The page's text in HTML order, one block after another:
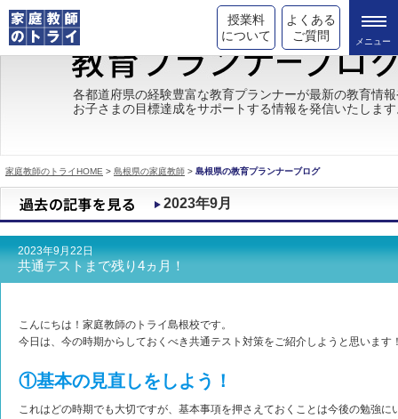
授業料
について
よくある
ご質問
トライの教育理念
成績が上がる理由
都道府県別情報
合格体験談
キャンペーン情報
各都道府県の経験豊富な教育プランナーが最新の教育情
お子さまの目標達成をサポートする情報を発信いたしま
家庭教師のトライHOME > 島根県の家庭教師 > 島根県の教育プランナーブログ
2023年9月
2023年9月22日
共通テストまで残り4ヵ月！
こんにちは！家庭教師のトライ島根校です。
今日は、今の時期からしておくべき共通テスト対策をご紹介しようと思います
①基本の見直しをしよう！
これはどの時期でも大切ですが、基本事項を押さえておくことは今後の勉強に